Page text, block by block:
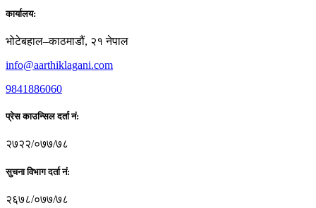
कार्यालय:
भोटेबहाल–काठमाडौं, २१ नेपाल
info@aarthiklagani.com
9841886060
प्रेस काउन्सिल दर्ता नं:
२७२२/०७७/७८
सुचना विभाग दर्ता नं:
२६७८/०७७/७८